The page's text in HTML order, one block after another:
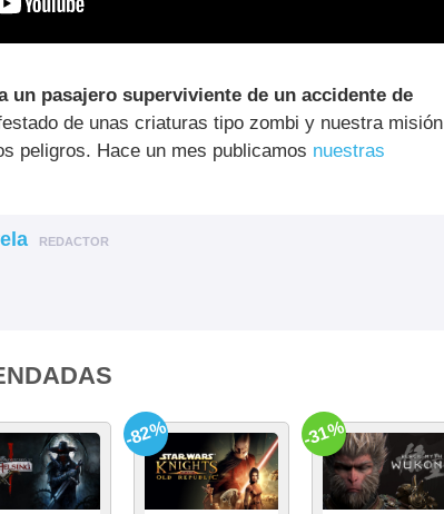
un pasajero superviviente de un accidente de
de unas criaturas tipo zombi y nuestra misión
peligros. Hace un mes publicamos nuestras
REDACTOR
-82% -31%